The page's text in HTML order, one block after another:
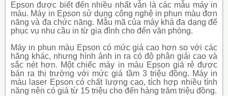
Epson được biết đến nhiều nhất vẫn là các mẫu máy in
màu. Máy in Epson sử dụng công nghệ in phun màu đơn
năng và đa chức năng. Mẫu mã của máy khá đa dạng để
phục vụ nhu cầu in từ gia đình cho đến văn phòng.
Máy in phun màu Epson có mức giá cao hơn so với các
hãng khác, nhưng hình ảnh in ra có độ phân giải cao và
sắc nét hơn. Một chiếc máy in màu Epson giá rẻ được
bán ra thị trường với mức giá tầm 3 triệu đồng. Máy in
màu laser Epson có chất lượng cao, tích hợp nhiều tính
năng nên có giá từ 15 triệu cho đến hàng trăm triệu đồng.